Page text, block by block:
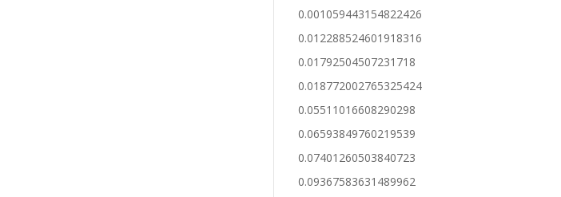
0.001059443154822426
0.012288524601918316
0.01792504507231718
0.018772002765325424
0.05511016608290298
0.06593849760219539
0.07401260503840723
0.09367583631489962